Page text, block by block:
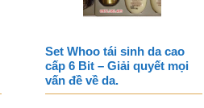
Set Whoo tái sinh da cao
cấp 6 Bit – Giải quyết mọi
vấn đề về da.